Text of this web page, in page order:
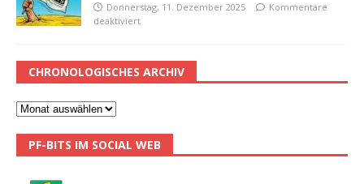
Donnerstag, 11. Dezember 2025
Kommentare
deaktiviert
CHRONOLOGISCHES ARCHIV
PF-BITS IM SOCIAL WEB